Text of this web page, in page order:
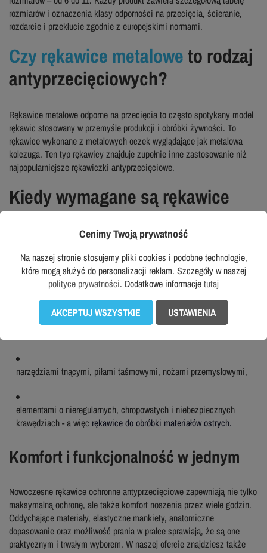
rozmiarów i oznaczenia klasy odporności na przecięcia, ścieranie,
rozdarcie i przekłucie zgodnie z europejskimi normami.
Czy rękawice metaloweto rodzaj
antyprzecięciowych?
Rękawice metalowe odporne na przecięcia to często spotykany model
rękawic stosowany w przemyśle produkcji i obróbki żywności. To
rękawice wykonane z metalowych oczek wyglądające jak metalowa
kolczuga. Ten typ rękawicy znajduje zupełnie inne zastosowanie niż
najpopularniejsze rękawiczki antyprzecięciowe.
Kiedy wymagane są rękawice
antyprzecięciowe?
Rękawice antyprzecięciowe są obowiązkowe w wielu branżach
przemysłowych. W szczególności sprawdzają się w pracach z:
ostrymi krawędziami blach, szkła, metali i tworzyw sztucznych -
jedne z najczęstszych pytań o klientów a więcrękawice do obróbki
narzędziami tnącymi, piłami taśmowymi, nożami przemysłowymi,
elementami o nieregularnych, chropowatych i niebezpiecznych
krawędziach - a więc rękawice do obróbki materiałów ostrych.
Komfort i funkcjonalność w jednym
Nowoczesne rękawice ochronne antyprzecięciowe zapewniają nie tylko
maksymalną ochronę, ale także komfort noszenia przez wiele godzin.
Oddychające materiały, elastyczne mankiety, anatomiczne
dopasowanie oraz możliwość prania w pralce sprawiają, że są one
praktycznym i trwałym wyborem. W naszej ofercie znajdziesz także
Cenimy Twoją prywatność
Na naszej stronie stosujemy pliki cookies i podobne technologie,
które mogą służyć do personalizacji reklam. Szczegóły w naszej
polityce prywatności. Dodatkowe informacjetutaj
AKCEPTUJ WSZYSTKIE USTAWIENIA